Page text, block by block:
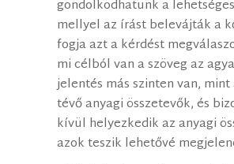
gondolkodhatunk a
mellyel az írást belevájták a
fogja azt a kérdést
mi célból van a szöveg az
jelentés más szinten van,
tévő anyagi összetevők, és
kívül helyezkedik az anyagi
azok teszik lehetővé